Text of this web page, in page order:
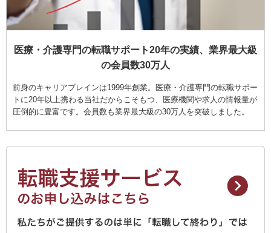
医療・介護専門の転職サポート20年の実績、業界最大級
の会員数30万人
前身のキャリアブレインは1999年創業。医療・介護専門の転職サポー
トに20年以上携わる当社だからこそもつ、医療機関や求人の情報量が
圧倒的に豊富です。会員数も業界最大級の30万人を突破しました。